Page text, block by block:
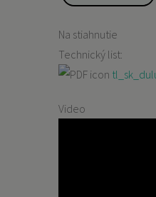
Na stiahnutie
Technický list:
Video